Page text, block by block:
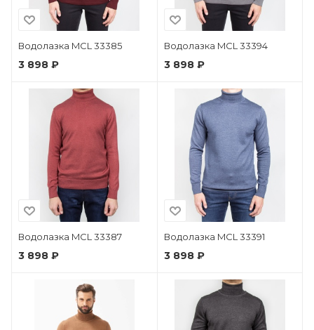
Водолазка MCL 33385
3 898 ₽
Водолазка MCL 33394
3 898 ₽
Водолазка MCL 33387
3 898 ₽
Водолазка MCL 33391
3 898 ₽